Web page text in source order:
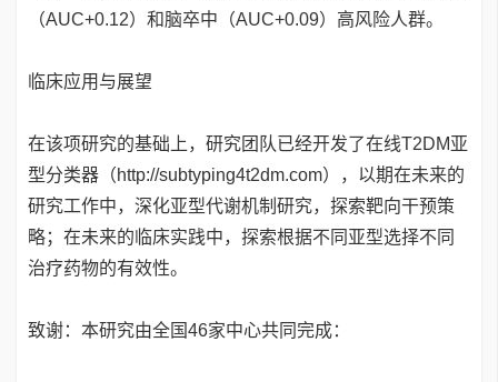
（AUC+0.12）和脑卒中（AUC+0.09）高风险人群。
临床应用与展望
在该项研究的基础上，研究团队已经开发了在线T2DM亚
型分类器（http://subtyping4t2dm.com），以期在未来的
研究工作中，深化亚型代谢机制研究，探索靶向干预策
略；在未来的临床实践中，探索根据不同亚型选择不同
治疗药物的有效性。
致谢：本研究由全国46家中心共同完成：